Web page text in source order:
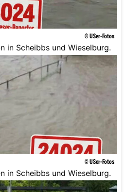
© USer-Fotos
in Scheibbs und Wieselburg.
© USer-Fotos
in Scheibbs und Wieselburg.